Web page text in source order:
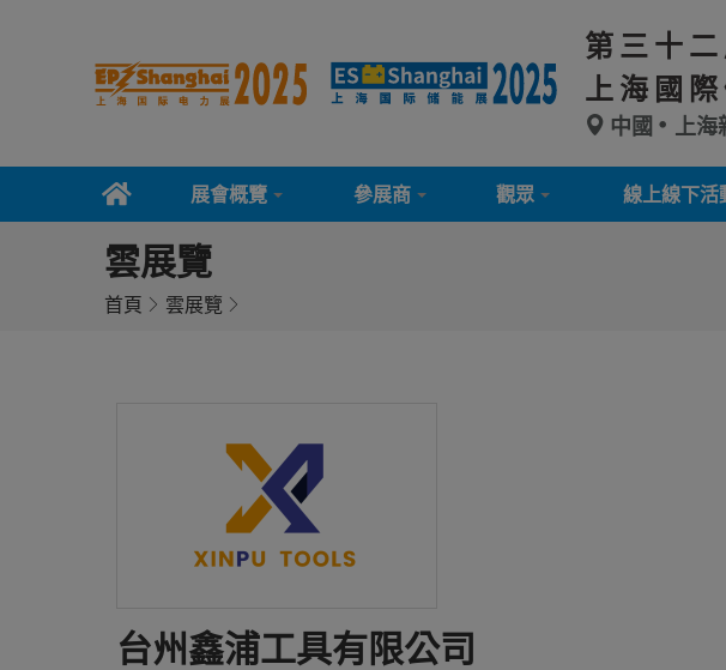
第三十
上海國
中國 上
展會概覽 參展商 觀眾 線上線下活
雲展覽
首頁 雲展覽
台州鑫浦工具有限公司